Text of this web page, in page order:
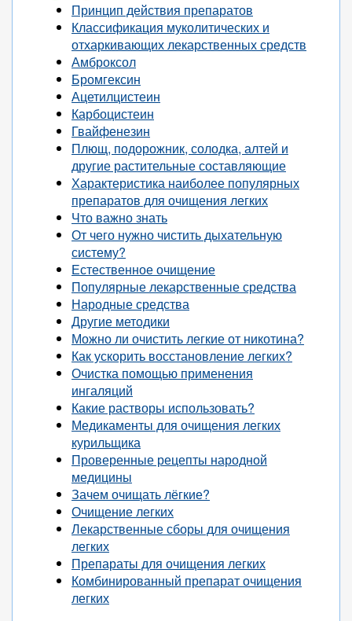
Принцип действия препаратов
Классификация муколитических и
отхаркивающих лекарственных средств
Амброксол
Бромгексин
Ацетилцистеин
Карбоцистеин
Гвайфенезин
Плющ, подорожник, солодка, алтей и
другие растительные составляющие
Характеристика наиболее популярных
препаратов для очищения легких
Что важно знать
От чего нужно чистить дыхательную
систему?
Естественное очищение
Популярные лекарственные средства
Народные средства
Другие методики
Можно ли очистить легкие от никотина?
Как ускорить восстановление легких?
Очистка помощью применения
ингаляций
Какие растворы использовать?
Медикаменты для очищения легких
курильщика
Проверенные рецепты народной
медицины
Зачем очищать лёгкие?
Очищение легких
Лекарственные сборы для очищения
легких
Препараты для очищения легких
Комбинированный препарат очищения
легких